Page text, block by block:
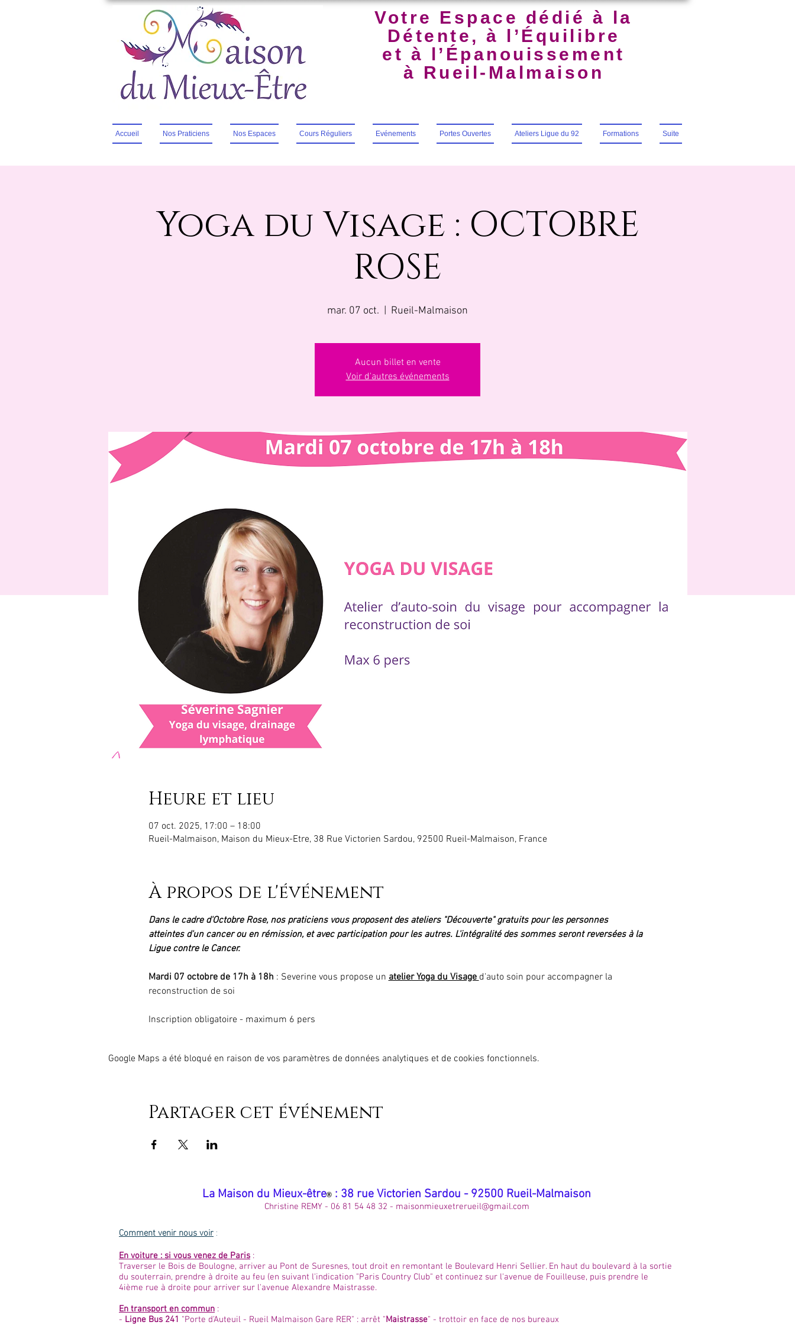
Votre Espace dédié à la
Détente, à l’Équilibre
et à l’Épanouissement
à Rueil-Malmaison
Accueil Nos Praticiens Nos Espaces Cours Réguliers Evénements Portes Ouvertes Ateliers Ligue du 92 Formations Suite
Yoga du Visage : OCTOBRE
ROSE
mar. 07 oct. Rueil-Malmaison
Aucun billet en vente
Voir d'autres événements
Heure et lieu
07 oct. 2025, 17:00 – 18:00
Rueil-Malmaison, Maison du Mieux-Etre, 38 Rue Victorien Sardou, 92500 Rueil-Malmaison, France
À propos de l'événement
Dans le cadre d'Octobre Rose, nos praticiens vous proposent des ateliers "Découverte" gratuits pour les personnes
atteintes d'un cancer ou en rémission, et avec participation pour les autres. L'intégralité des sommes seront reversées à la
Ligue contre le Cancer.
Mardi 07 octobre de 17h à 18h : Severine vous propose un atelier Yoga du Visage d'auto soin pour accompagner la
reconstruction de soi
Inscription obligatoire - maximum 6 pers
Google Maps a été bloqué en raison de vos paramètres de données analytiques et de cookies fonctionnels.
Partager cet événement
​La Maison du Mieux-être® : 38 rue Victorien Sardou - 92500 Rueil-Malmaison
Christine REMY - 06 81 54 48 32 - maisonmieuxetrerueil@gmail.com
Comment venir nous voir:
En voiture : si vous venez de Paris :
Traverser le Bois de Boulogne, arriver au Pont de Suresnes, tout droit en remontant le Boulevard Henri Sellier. En haut du boulevard à la sortie
du souterrain, prendre à droite au feu (en suivant l'indication "Paris Country Club" et continuez sur l'avenue de Fouilleuse, puis prendre le
4ième rue à droite pour arriver sur l'avenue Alexandre Maistrasse.
En transport en commun :
- Ligne Bus 241 "Porte d'Auteuil - Rueil Malmaison Gare RER" : arrêt "Maistrasse" - trottoir en face de nos bureaux